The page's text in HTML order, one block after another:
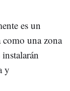
es un
como una zona
y